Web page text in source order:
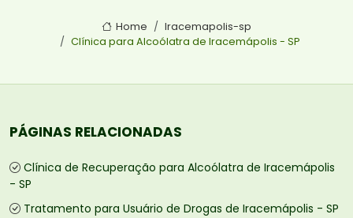
Home
Iracemapolis-sp
Clínica para Alcoólatra de Iracemápolis - SP
PÁGINAS RELACIONADAS
Clínica de Recuperação para Alcoólatra de Iracemápolis
- SP
Tratamento para Usuário de Drogas de Iracemápolis - SP